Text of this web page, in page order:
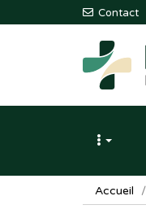
Contact
Accueil